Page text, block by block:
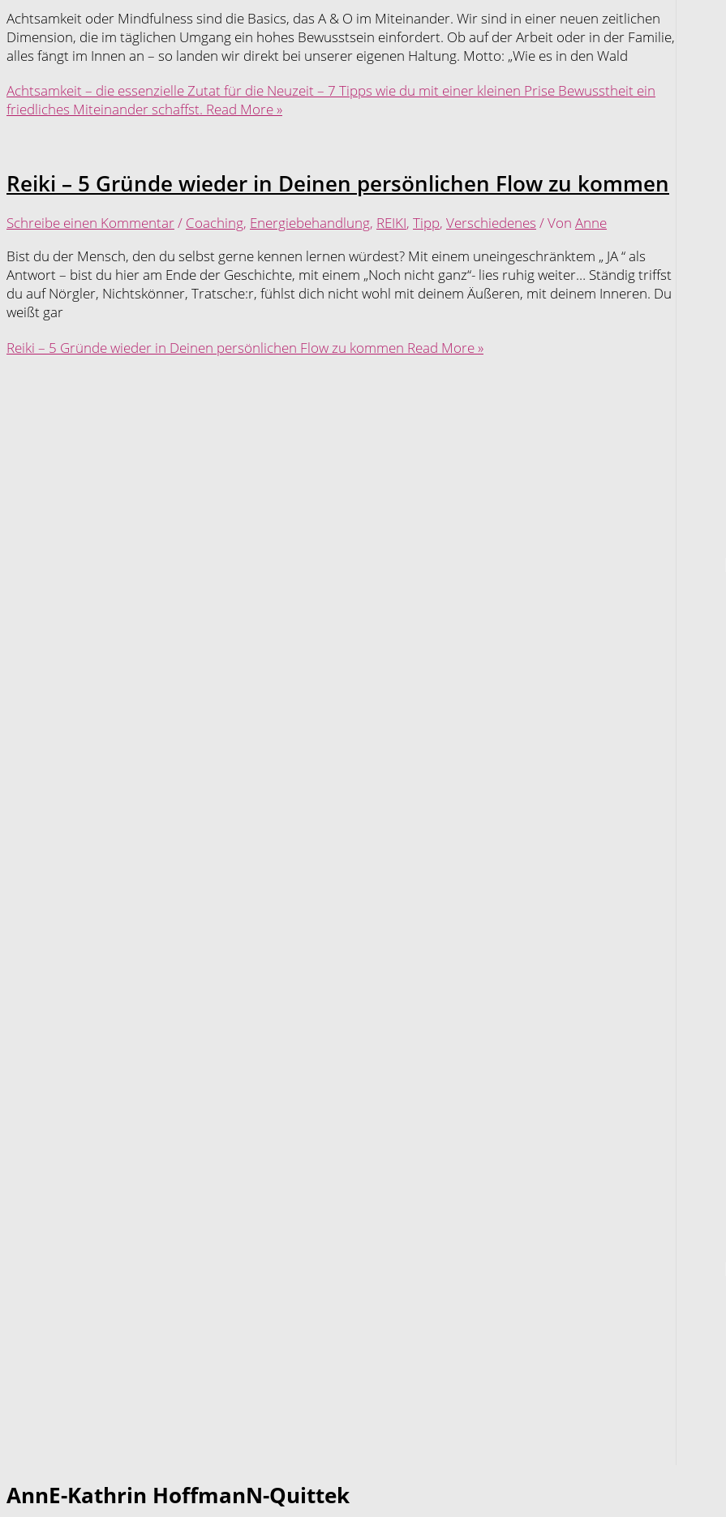
Achtsamkeit oder Mindfulness sind die Basics, das A & O im Miteinander. Wir sind in einer neuen zeitlichen
Dimension, die im täglichen Umgang ein hohes Bewusstsein einfordert. Ob auf der Arbeit oder in der Familie,
alles fängt im Innen an – so landen wir direkt bei unserer eigenen Haltung. Motto: „Wie es in den Wald
Achtsamkeit – die essenzielle Zutat für die Neuzeit – 7 Tipps wie du mit einer kleinen Prise Bewusstheit ein
friedliches Miteinander schaffst. Read More »
Reiki – 5 Gründe wieder in Deinen persönlichen Flow zu kommen
Schreibe einen Kommentar/ Coaching, Energiebehandlung, REIKI, Tipp, Verschiedenes / Von Anne
Bist du der Mensch, den du selbst gerne kennen lernen würdest? Mit einem uneingeschränktem „ JA “ als
Antwort – bist du hier am Ende der Geschichte, mit einem „Noch nicht ganz“- lies ruhig weiter… Ständig triffst
du auf Nörgler, Nichtskönner, Tratsche:r, fühlst dich nicht wohl mit deinem Äußeren, mit deinem Inneren. Du
weißt gar
Reiki – 5 Gründe wieder in Deinen persönlichen Flow zu kommen Read More »
AnnE-Kathrin HoffmanN-Quittek